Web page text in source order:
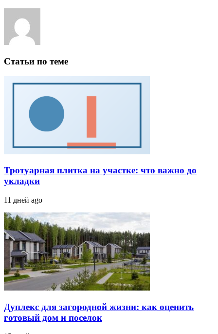
Статьи по теме
Тротуарная плитка на участке: что важно до
укладки
11 дней ago
Дуплекс для загородной жизни: как оценить
готовый дом и поселок